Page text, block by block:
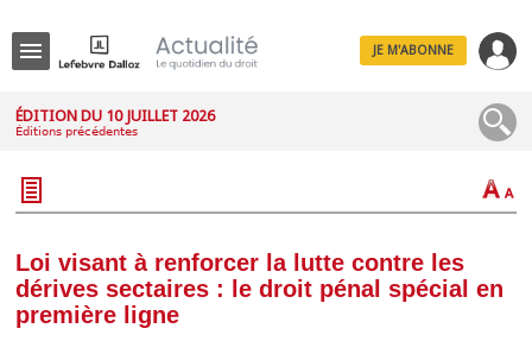
JE M'ABONNE
ÉDITION DU 10 JUILLET 2026
Éditions précédentes
Loi visant à renforcer la lutte contre les
dérives sectaires : le droit pénal spécial en
première ligne